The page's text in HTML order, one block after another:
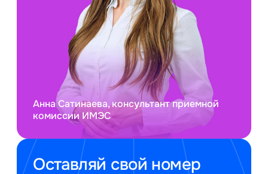
Оставляй свой номер
Анна Сатинаева, консультант приемной
комиссии ИМЭС